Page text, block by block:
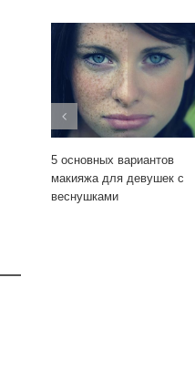
5 основных вариантов
макияжа для девушек с
веснушками